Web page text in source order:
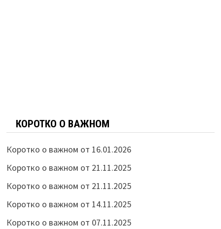
КОРОТКО О ВАЖНОМ
Коротко о важном от 16.01.2026
Коротко о важном от 21.11.2025
Коротко о важном от 21.11.2025
Коротко о важном от 14.11.2025
Коротко о важном от 07.11.2025